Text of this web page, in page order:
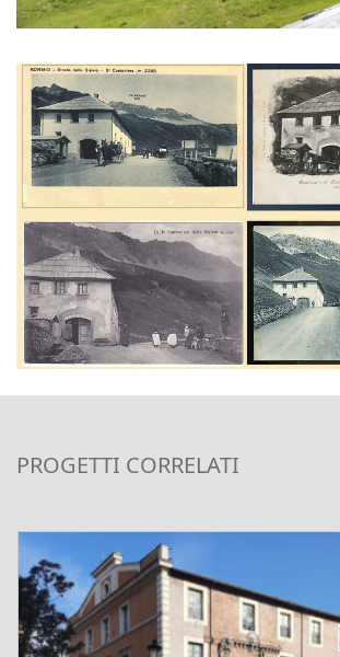
PROGETTI CORRELATI